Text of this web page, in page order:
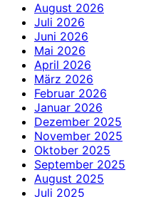
August 2026
Juli 2026
Juni 2026
Mai 2026
April 2026
März 2026
Februar 2026
Januar 2026
Dezember 2025
November 2025
Oktober 2025
September 2025
August 2025
Juli 2025